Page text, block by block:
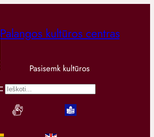
Palangos kultūros centras
Pasisemk kultūros
Paieška